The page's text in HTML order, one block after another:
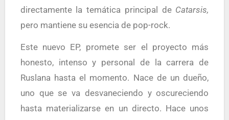
directamente la temática principal de Catarsis,
pero mantiene su esencia de pop-rock.
Este nuevo EP, promete ser el proyecto más
honesto, intenso y personal de la carrera de
Ruslana hasta el momento. Nace de un dueño,
uno que se va desvaneciendo y oscureciendo
hasta materializarse en un directo. Hace unos